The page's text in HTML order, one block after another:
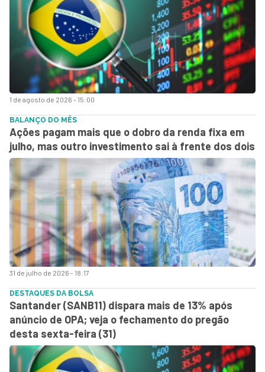
1 de agosto de 2026 - 15:00
31 de julho de 2026 - 18:17
BALANÇO DO MÊS
Ações pagam mais que o dobro da renda fixa em
julho, mas outro investimento sai à frente dos dois
DESTAQUES DA BOLSA
Santander (SANB11) dispara mais de 13% após
anúncio de OPA; veja o fechamento do pregão
desta sexta-feira (31)